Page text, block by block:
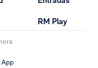
RM Play
App